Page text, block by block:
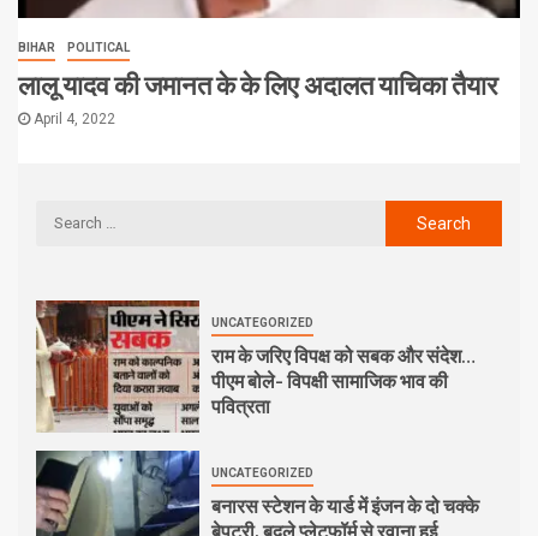
BIHAR POLITICAL
लालू यादव की जमानत के के लिए अदालत याचिका तैयार
April 4, 2022
UNCATEGORIZED
राम के जरिए विपक्ष को सबक और संदेश…
पीएम बोले- विपक्षी सामाजिक भाव की
पवित्रता
UNCATEGORIZED
बनारस स्टेशन के यार्ड में इंजन के दो चक्के
बेपटरी, बदले प्लेटफॉर्म से रवाना हुई